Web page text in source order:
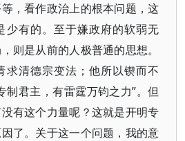
，看作政治上的根本问题，这
少有的。至于嫌政府的软弱无
则是从前的人极普通的思想。
求清德宗变法；他所以锲而不
制君主，有雷霆万钧之力”。但
有这个力量呢？这就是开明专
了。关于这一个问题，我的意